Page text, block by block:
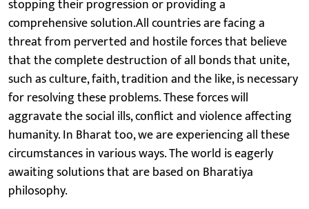
stopping their progression or providing a
comprehensive solution.All countries are facing a
threat from perverted and hostile forces that believe
that the complete destruction of all bonds that unite,
such as culture, faith, tradition and the like, is necessary
for resolving these problems. These forces will
aggravate the social ills, conflict and violence affecting
humanity. In Bharat too, we are experiencing all these
circumstances in various ways. The world is eagerly
awaiting solutions that are based on Bharatiya
philosophy.